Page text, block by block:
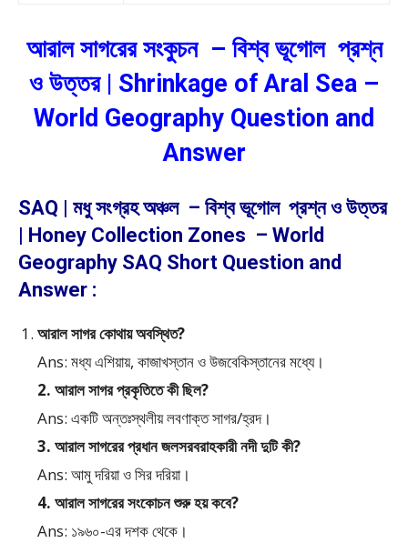
আরাল সাগরের সংকুচন – বিশ্ব ভূগোল প্রশ্ন
ও উত্তর | Shrinkage of Aral Sea –
World Geography Question and
Answer
SAQ | মধু সংগ্রহ অঞ্চল – বিশ্ব ভূগোল প্রশ্ন ও উত্তর
| Honey Collection Zones – World
Geography SAQ Short Question and
Answer :
আরাল সাগর কোথায় অবস্থিত?
Ans: মধ্য এশিয়ায়, কাজাখস্তান ও উজবেকিস্তানের মধ্যে।
2. আরাল সাগর প্রকৃতিতে কী ছিল?
Ans: একটি অন্তঃস্থলীয় লবণাক্ত সাগর/হ্রদ।
3. আরাল সাগরের প্রধান জলসরবরাহকারী নদী দুটি কী?
Ans: আমু দরিয়া ও সির দরিয়া।
4. আরাল সাগরের সংকোচন শুরু হয় কবে?
Ans: ১৯৬০-এর দশক থেকে।